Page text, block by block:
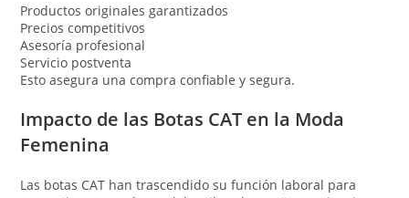
Productos originales garantizados
Precios competitivos
Asesoría profesional
Servicio postventa
Esto asegura una compra confiable y segura.
Impacto de las Botas CAT en la Moda
Femenina
Las botas CAT han trascendido su función laboral para